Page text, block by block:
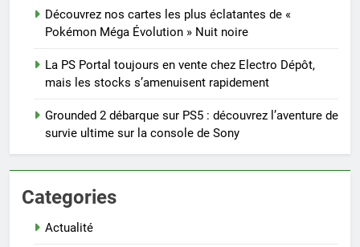
Découvrez nos cartes les plus éclatantes de «
Pokémon Méga Évolution » Nuit noire
La PS Portal toujours en vente chez Electro Dépôt,
mais les stocks s’amenuisent rapidement
Grounded 2 débarque sur PS5 : découvrez l’aventure de
survie ultime sur la console de Sony
Categories
Actualité